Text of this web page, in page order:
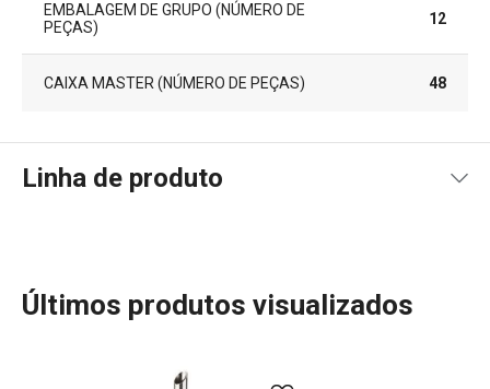
EMBALAGEM DE GRUPO (NÚMERO DE
PEÇAS)
12
CAIXA MASTER (NÚMERO DE PEÇAS) 48
Linha de produto
Últimos produtos visualizados